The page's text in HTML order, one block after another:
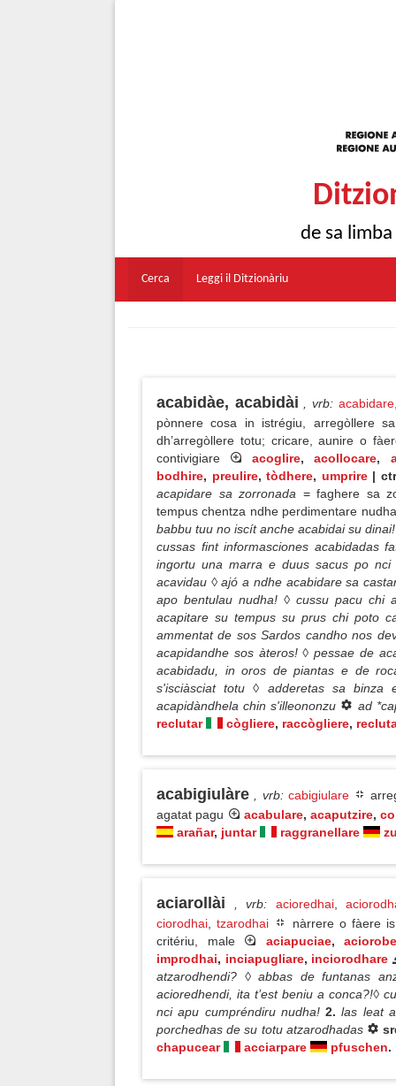
de sa
Cerca Leggi il Ditzionàriu
acabidàe, acabidài , vrb: acabidare
pònnere cosa in istrégiu, arregòllere
dh’arregòllere totu; cricare, aunire o
contivigiare
acoglire,acollocare,
bodhire, preulire,tòdhere, umprire |
acapidare sa zorronada = faghere sa
tempus chentza ndhe perdimentare
babbu tuu no iscít anche acabidai su
cussas fint informasciones acabidadas
ingortu una marra e duus sacus po
acavidau ◊ ajó a ndhe acabidare sa
apo bentulau nudha! ◊ cussu pacu chi
acapitare su tempus su prus chi poto
ammentat de sos Sardos candho nos
acapidandhe sos àteros! ◊ pessae de
acabidadu, in oros de piantas e de
s'isciàsciat totu ◊ adderetas sa
acapidàndhela chin s'illeononzu
ad
reclutar
cògliere, raccògliere,
acabigiulàre , vrb: cabigiulare
agatat pagu
acabulare,acaputzire,
arañar, juntar raggranellare
aciarollài , vrb: acioredhai,
ciorodhai ,tzarodhai
nàrrere o fàere
critériu, male
aciapuciae,
improdhai, inciapugliare, inciorodhare
atzarodhendi? ◊ abbas de funtanas
acioredhendi, ita t’est beniu a conca?!◊
nci apu cumpréndiru nudha! 2.las leat
porchedhas de su totu atzarodhadas
chapucear
acciarpare pfuschen.